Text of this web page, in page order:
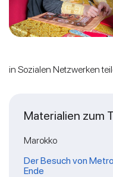
in Sozialen Netzwerken
Materialien zum
Marokko
Der Besuch von
Ende